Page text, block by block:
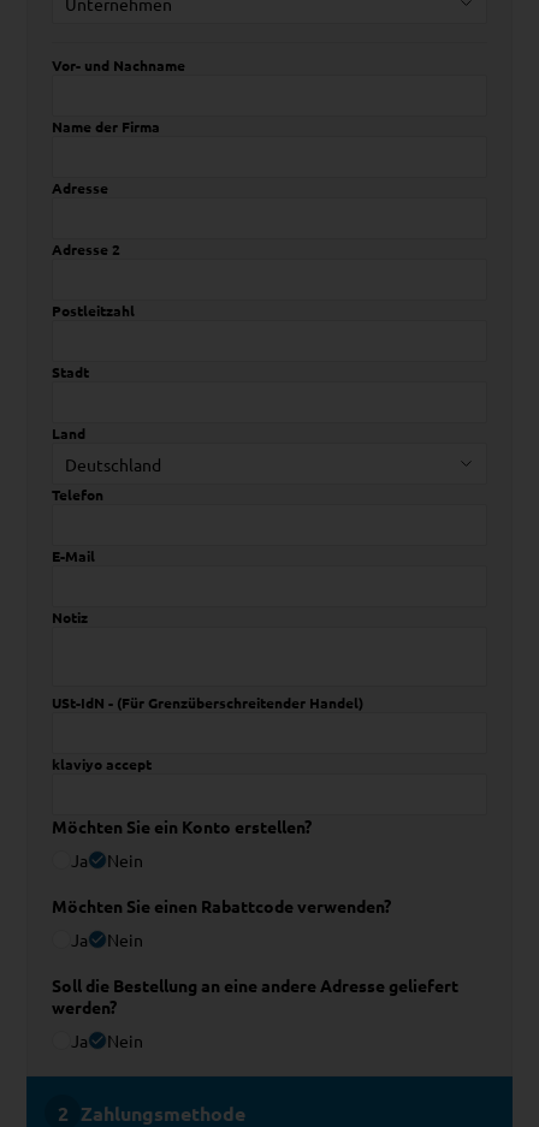
Vor- und Nachname
Name der Firma
Adresse
Adresse 2
Postleitzahl
Stadt
Land
Telefon
E-Mail
Notiz
USt-IdN - (Für Grenzüberschreitender Handel)
klaviyo accept
Möchten Sie ein Konto erstellen?
Ja
Nein
Möchten Sie einen Rabattcode verwenden?
Ja
Nein
Soll die Bestellung an eine andere Adresse geliefert
werden?
Ja
Nein
Zahlungsmethode